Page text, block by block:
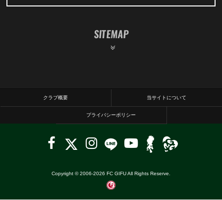
SITEMAP
クラブ概要 当サイトについて
プライバシーポリシー
Copyright © 2006-2026 FC GIFU All Rights Reserve.